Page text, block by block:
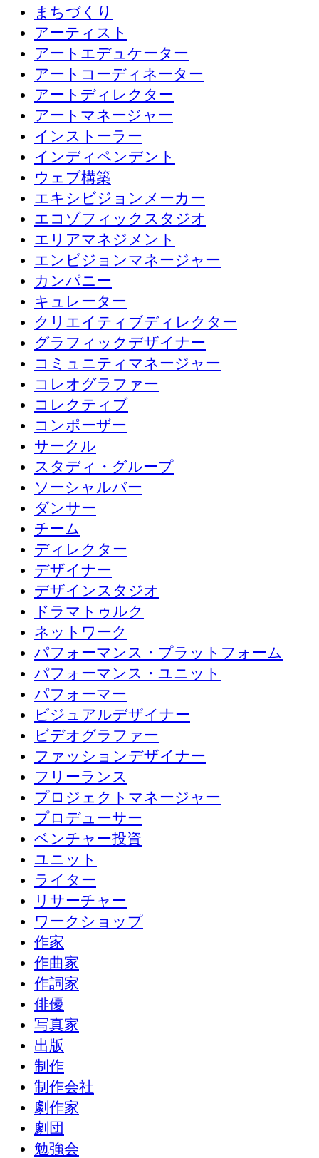
まちづくり
アーティスト
アートエデュケーター
アートコーディネーター
アートディレクター
アートマネージャー
インストーラー
インディペンデント
ウェブ構築
エキシビジョンメーカー
エコゾフィックスタジオ
エリアマネジメント
エンビジョンマネージャー
カンパニー
キュレーター
クリエイティブディレクター
グラフィックデザイナー
コミュニティマネージャー
コレオグラファー
コレクティブ
コンポーザー
サークル
スタディ・グループ
ソーシャルバー
ダンサー
チーム
ディレクター
デザイナー
デザインスタジオ
ドラマトゥルク
ネットワーク
パフォーマンス・プラットフォーム
パフォーマンス・ユニット
パフォーマー
ビジュアルデザイナー
ビデオグラファー
ファッションデザイナー
フリーランス
プロジェクトマネージャー
プロデューサー
ベンチャー投資
ユニット
ライター
リサーチャー
ワークショップ
作家
作曲家
作詞家
俳優
写真家
出版
制作
制作会社
劇作家
劇団
勉強会